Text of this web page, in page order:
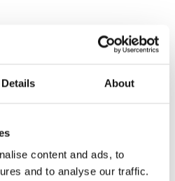
Details About
content and ads, to
and to analyse our traffic.
KÖP